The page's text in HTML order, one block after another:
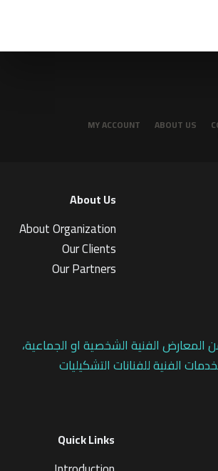
ABOUT US
MY ACCOUNT
About Us
About Organization
Our Clients
Our Partners
المعارض الفنية الشخصية او الجماعية،
الفنية للفنانات التشكيليات
Quick Links